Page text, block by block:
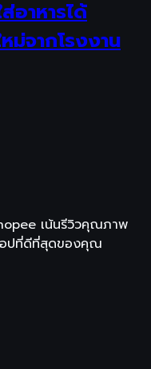
อาหารได้
จากโรงงาน
เน้นรีวิวคุณภาพ
อปที่ดีที่สุดของคุณ